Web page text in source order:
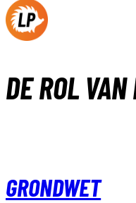
Ga
naar
inhoud
DE ROL
GRONDWET